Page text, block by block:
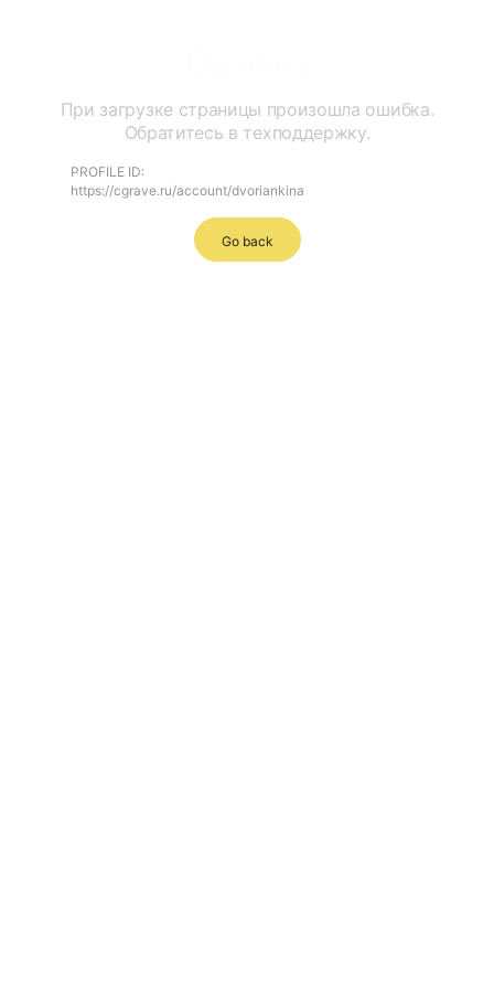
При загрузке страницы произошла ошибка.
Обратитесь в техподдержку.
PROFILE ID:
https://cgrave.ru/account/dvoriankina
Go back